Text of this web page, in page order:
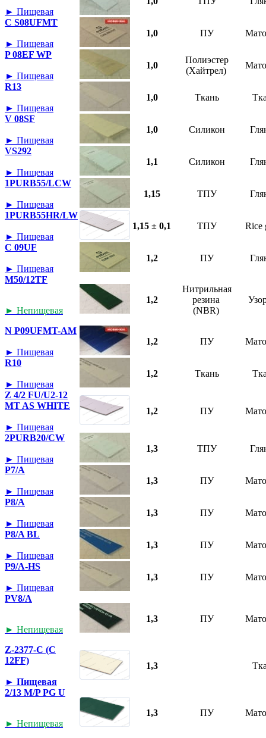
► Пищевая
C S08UFMT
► Пищевая
1,0 ПУ
P 08EF WP
► Пищевая
1,0
Полиэстер
(Хайтрел)
R13
► Пищевая
1,0 Ткань
V 08SF
► Пищевая
1,0 Силикон
VS292
► Пищевая
1,1 Силикон
1PURB55/LCW
► Пищевая
1,15 ТПУ
1PURB55HR/LW
► Пищевая
1,15 ± 0,1 ТПУ Rice
C 09UF
► Пищевая
1,2 ПУ
M50/12TF
► Непищевая
1,2
Нитрильная
резина
(NBR)
N P09UFMT-AM
► Пищевая
1,2 ПУ
R10
► Пищевая
1,2 Ткань
Z 4/2 FU/U2-12
MT AS WHITE
► Пищевая
1,2 ПУ
2PURB20/CW
► Пищевая
1,3 ТПУ
P7/A
► Пищевая
1,3 ПУ
P8/A
► Пищевая
1,3 ПУ
P8/A BL
► Пищевая
1,3 ПУ
P9/A-HS
► Пищевая
1,3 ПУ
PV8/A
► Непищевая
1,3 ПУ
Z-2377-C (C
12FF)
► Пищевая
1,3
2/13 M/P PG U
► Непищевая
1,3 ПУ